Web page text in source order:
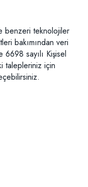
benzeri teknolojiler
bakımından veri
sayılı Kişisel
talepleriniz için